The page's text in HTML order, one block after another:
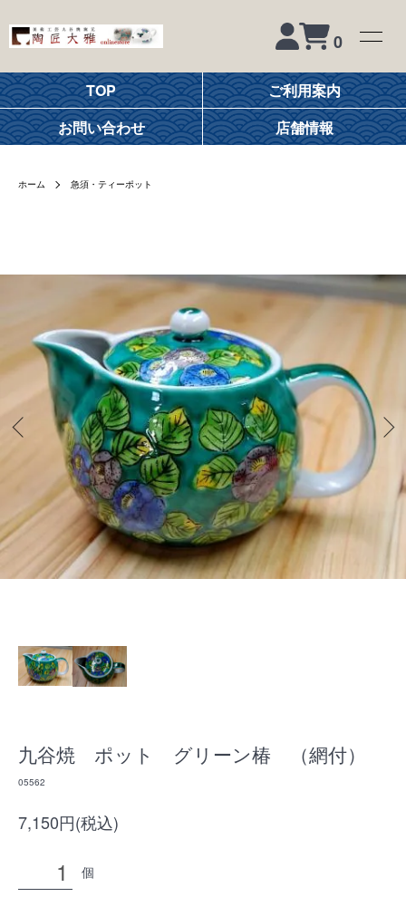
0
TOP
ご利用案内
お問い合わせ
店舗情報
ホーム 急須・ティーポット
九谷焼 ポット グリーン椿 （網付）
05562
7,150円(税込)
個